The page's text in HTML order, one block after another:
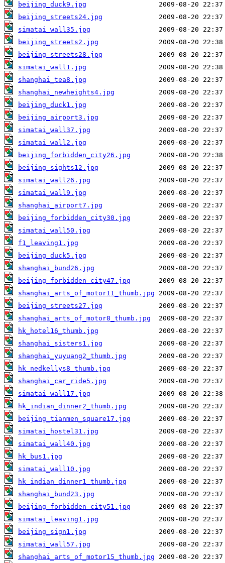
beijing_duck9.jpg
beijing_streets24.jpg
simatai_wall35.jpg
beijing_streets2.jpg
beijing_streets28.jpg
simatai_wall1.jpg
shanghai_tea8.jpg
shanghai_newheights4.jpg
beijing_duck1.jpg
beijing_airport3.jpg
simatai_wall37.jpg
simatai_wall2.jpg
beijing_forbidden_city26.jpg
beijing_sights12.jpg
simatai_wall26.jpg
simatai_wall9.jpg
shanghai_airport7.jpg
beijing_forbidden_city30.jpg
simatai_wall50.jpg
f1_leaving1.jpg
beijing_duck5.jpg
shanghai_bund26.jpg
beijing_forbidden_city47.jpg
shanghai_arts_of_motor11_thumb.jpg
beijing_streets27.jpg
shanghai_arts_of_motor8_thumb.jpg
hk_hotel16_thumb.jpg
shanghai_sisters1.jpg
shanghai_yuyuang2_thumb.jpg
hk_nedkellys8_thumb.jpg
shanghai_car_ride5.jpg
simatai_wall17.jpg
hk_indian_dinner2_thumb.jpg
beijing_tianmen_square17.jpg
simatai_hostel31.jpg
simatai_wall40.jpg
hk_bus1.jpg
simatai_wall10.jpg
hk_indian_dinner1_thumb.jpg
shanghai_bund23.jpg
beijing_forbidden_city51.jpg
simatai_leaving1.jpg
beijing_sign1.jpg
simatai_wall57.jpg
shanghai_arts_of_motor15_thumb.jpg